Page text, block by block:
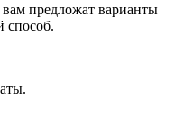
предложат варианты
способ.